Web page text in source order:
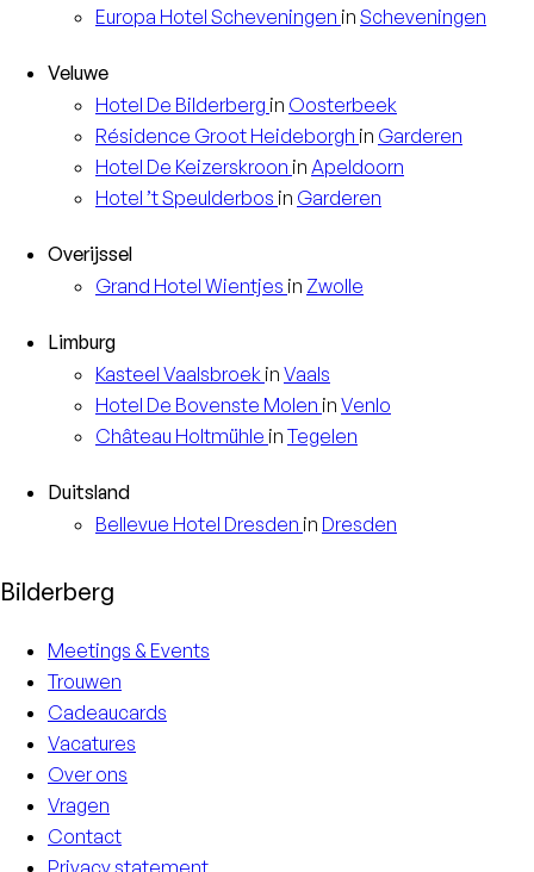
Europa Hotel Scheveningen in Scheveningen
Veluwe
Hotel De Bilderberg in Oosterbeek
Résidence Groot Heideborgh in Garderen
Hotel De Keizerskroon in Apeldoorn
Hotel ’t Speulderbos in Garderen
Overijssel
Grand Hotel Wientjes in Zwolle
Limburg
Kasteel Vaalsbroek in Vaals
Hotel De Bovenste Molen in Venlo
Château Holtmühle in Tegelen
Duitsland
Bellevue Hotel Dresden in Dresden
Bilderberg
Meetings & Events
Trouwen
Cadeaucards
Vacatures
Over ons
Vragen
Contact